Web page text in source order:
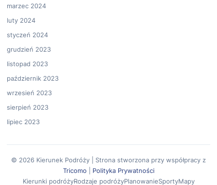
marzec 2024
luty 2024
styczeń 2024
grudzień 2023
listopad 2023
październik 2023
wrzesień 2023
sierpień 2023
lipiec 2023
© 2026 Kierunek Podróży | Strona stworzona przy współpracy z
Tricomo
Polityka Prywatności
Kierunki podróżyRodzaje podróżyPlanowanieSportyMapy